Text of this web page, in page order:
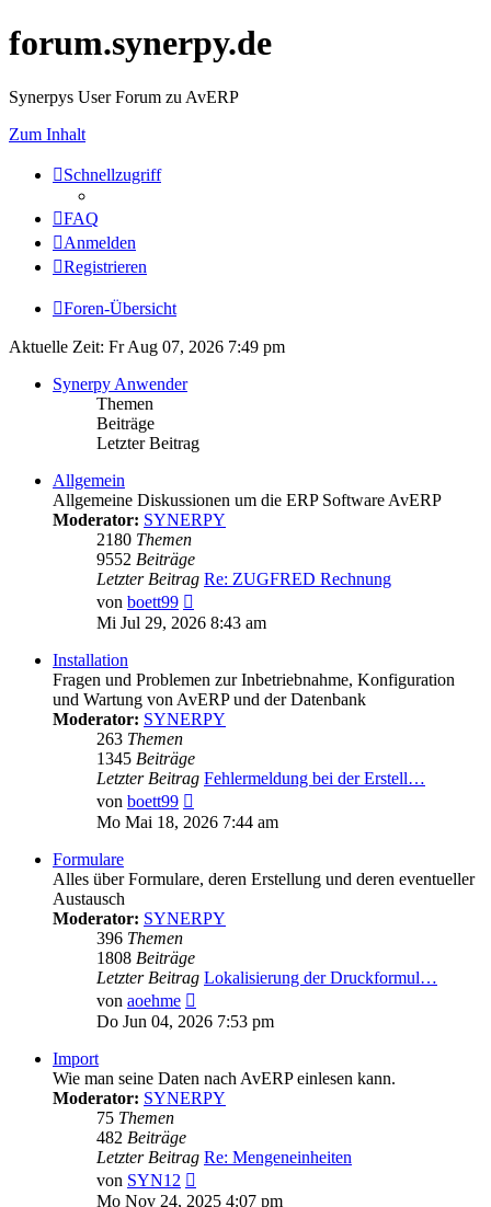
forum.synerpy.de
Synerpys User Forum zu AvERP
Zum Inhalt
Schnellzugriff
FAQ
Anmelden
Registrieren
Foren-Übersicht
Aktuelle Zeit: Fr Aug 07, 2026 7:49 pm
Synerpy Anwender
Themen
Beiträge
Letzter Beitrag
Allgemein
Allgemeine Diskussionen um die ERP Software AvERP
Moderator: SYNERPY
2180 Themen
9552 Beiträge
Letzter Beitrag Re: ZUGFRED Rechnung
von boett99
Beitrag
Mi Jul 29, 2026 8:43 am
Installation
Fragen und Problemen zur Inbetriebnahme, Konfiguration
und Wartung von AvERP und der Datenbank
Moderator: SYNERPY
263 Themen
1345 Beiträge
Letzter Beitrag Fehlermeldung bei der Erstell…
von boett99
Beitrag
Mo Mai 18, 2026 7:44 am
Formulare
Alles über Formulare, deren Erstellung und deren eventueller
Austausch
Moderator: SYNERPY
396 Themen
1808 Beiträge
Letzter Beitrag Lokalisierung der Druckformul…
von aoehme
Beitrag
Do Jun 04, 2026 7:53 pm
Import
Wie man seine Daten nach AvERP einlesen kann.
Moderator: SYNERPY
75 Themen
482 Beiträge
Letzter Beitrag Re: Mengeneinheiten
von SYN12
Beitrag
Mo Nov 24, 2025 4:07 pm